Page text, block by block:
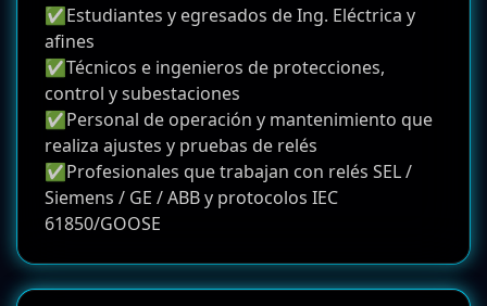
✅Estudiantes y egresados de Ing. Eléctrica y
afines
✅Técnicos e ingenieros de protecciones,
control y subestaciones
✅Personal de operación y mantenimiento que
realiza ajustes y pruebas de relés
✅Profesionales que trabajan con relés SEL /
Siemens / GE / ABB y protocolos IEC
61850/GOOSE